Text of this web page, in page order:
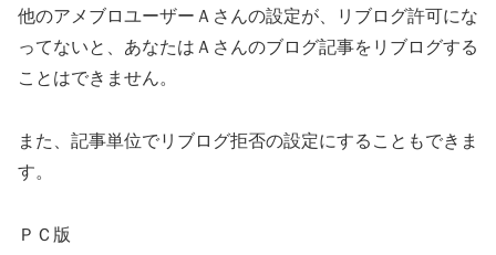
他のアメブロユーザーＡさんの設定が、リブログ許可にな
ってないと、あなたはＡさんのブログ記事をリブログする
ことはできません。
また、記事単位でリブログ拒否の設定にすることもできま
す。
ＰＣ版